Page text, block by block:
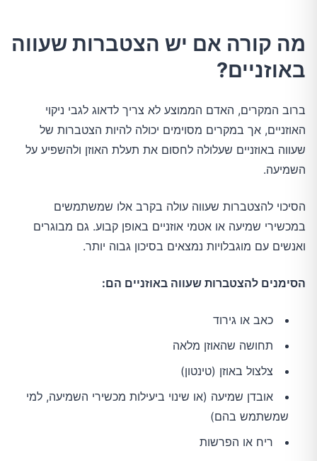
מה קורה אם יש הצטברות שעווה
באוזניים?
ברוב המקרים, האדם הממוצע לא צריך לדאוג לגבי ניקוי
האוזניים, אך במקרים מסוימים יכולה להיות הצטברות של
שעווה באוזניים שעלולה לחסום את תעלת האוזן ולהשפיע על
השמיעה.
הסיכוי להצטברות שעווה עולה בקרב אלו שמשתמשים
במכשירי שמיעה או אטמי אוזניים באופן קבוע. גם מבוגרים
ואנשים עם מוגבלויות נמצאים בסיכון גבוה יותר.
הסימנים להצטברות שעווה באוזניים הם:
כאב או גירוד
תחושה שהאוזן מלאה
צלצול באוזן (טינטון)
אובדן שמיעה (או שינוי ביעילות מכשירי השמיעה, למי
שמשתמש בהם)
ריח או הפרשות